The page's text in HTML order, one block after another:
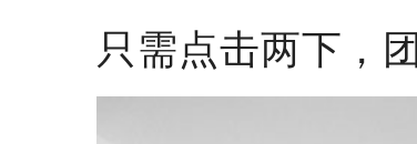
只需点击两下，